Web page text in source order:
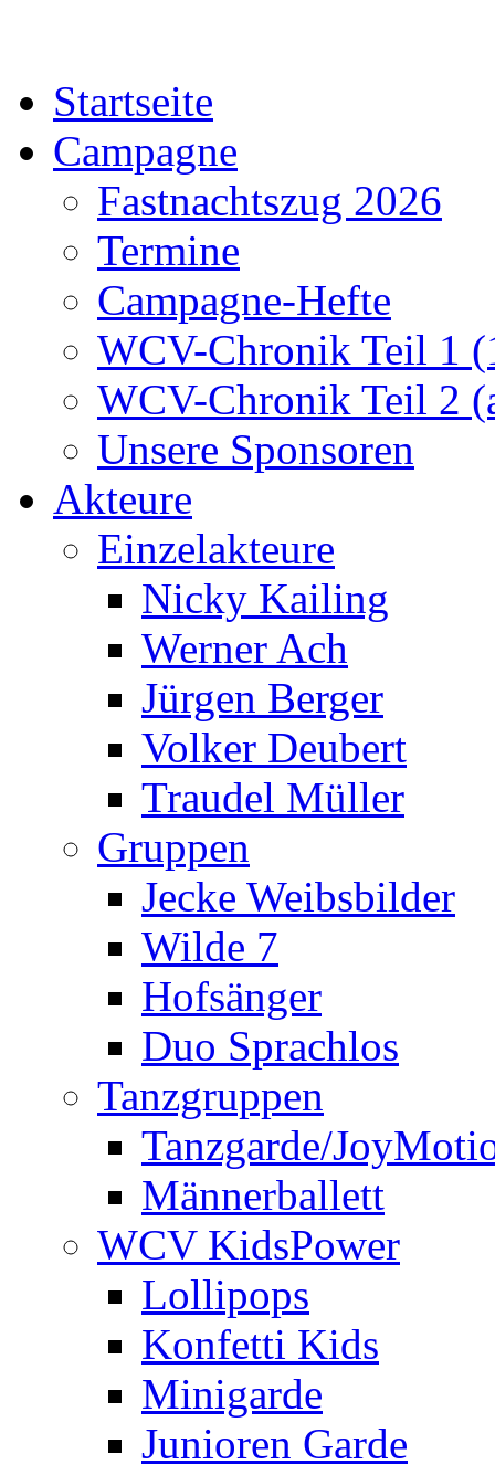
Startseite
Campagne
Fastnachtszug 2026
Termine
Campagne-Hefte
WCV-Chronik Teil 1
WCV-Chronik Teil 2
Unsere Sponsoren
Akteure
Einzelakteure
Nicky Kailing
Werner Ach
Jürgen Berger
Volker Deubert
Traudel Müller
Gruppen
Jecke Weibsbilder
Wilde 7
Hofsänger
Duo Sprachlos
Tanzgruppen
Tanzgarde/
Männerballett
WCV KidsPower
Lollipops
Konfetti Kids
Minigarde
Junioren Garde